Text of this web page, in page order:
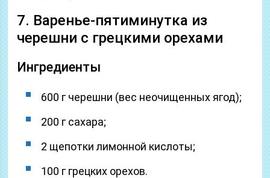
7. Варенье-пятиминутка из
черешни с грецкими орехами
Ингредиенты
600 г черешни (вес неочищенных ягод);
200 г сахара;
2 щепотки лимонной кислоты;
100 г грецких орехов.